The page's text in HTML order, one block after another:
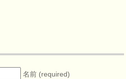
名前 (required)